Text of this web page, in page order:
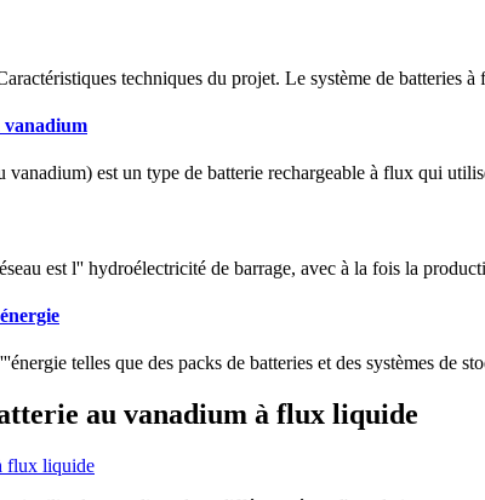
techniques du projet. Le système de batteries
vanadium
est un type de batterie rechargeable à flux qui
est l'' hydroélectricité de barrage, avec à la fois la
telles que des packs de batteries et des systèmes de
au vanadium à flux liquide